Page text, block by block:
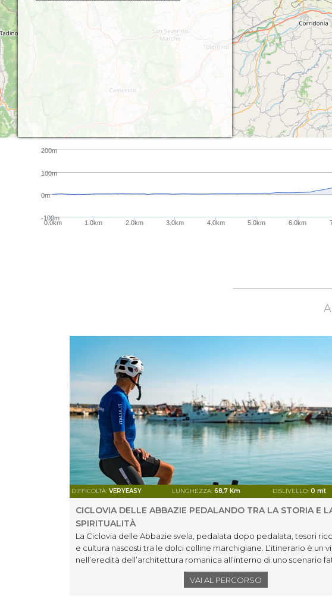
0.0km 1.0km 2.0km 3.0km 4.0km 5.0km 6.0km
-100m
0m
100m
200m
DIFFICOLTÀ: VERYEASY LUNGHEZZA:68,7 Km DISLIVELLO:0 mt
CICLOVIA DELLE ABBAZIE PEDALANDO TRA LA STORIA E
SPIRITUALITÀ
La Ciclovia delle Abbazie svela, pedalata dopo pedalata, tesori
e cultura nascosti tra le dolci colline marchigiane. L’itinerario è un
nell’eredità dell’architettura romanica all’interno di uno scenario
devozione e bellezza naturale. La ciclovia segue il corso del fiume
all’entroterra alla scoperta delle abbazie più importanti della
VAI AL PERCORSO